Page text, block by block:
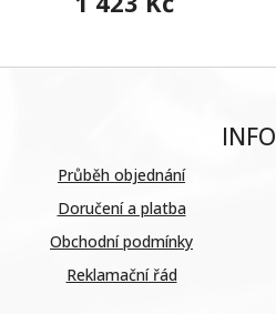
INFO
Průběh objednání
Doručení a platba
Obchodní podmínky
Reklamační řád